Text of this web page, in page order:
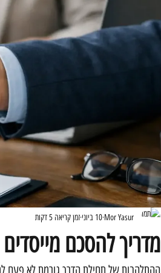
מדריך להסכם
Mor Yasur 10 ביוני זמן קריאה 5 דקות
ההתלהבות של תחילת הדרך גורמת לא פעם